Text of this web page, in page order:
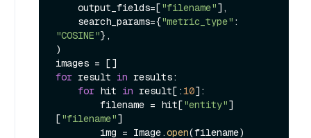
    output_fields=[
"filename"],
    search_params={
"metric_type"
"COSINE"},
)
for result in results:
for hit in result[:10]:
        filename = hit[
"entity"]
["filename"]
        img = Image.
open(filename)